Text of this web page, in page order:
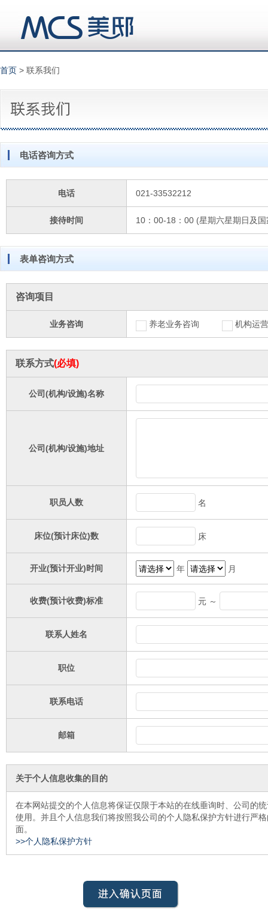
首页 > 联系我们
电话咨询方式
电话 021-33532212
接待时间 10：00-18：00 (星期六星期日及
表单咨询方式
咨询项目
业务咨询 养老业务咨询 机构运营
联系方式(必填)
公司(机构/设施)名称
公司(机构/设施)地址
职员人数 名
床位(预计床位)数 床
开业(预计开业)时间 年 月
收费(预计收费)标准 元 ～
联系人姓名
职位
联系电话
邮箱
关于个人信息收集的目的
在本网站提交的个人信息将保证仅限于本站的在线垂询时、公司的
使用。并且个人信息我们将按照我公司的个人隐私保护方针进行严
面。
>>个人隐私保护方针